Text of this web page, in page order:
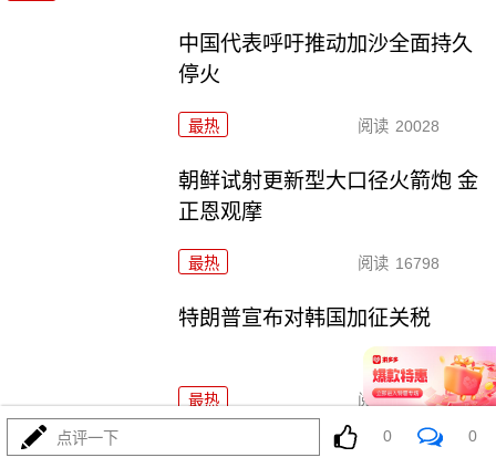
中国代表呼吁推动加沙全面持久
停火
最热 阅读 20028
朝鲜试射更新型大口径火箭炮 金
正恩观摩
最热 阅读 16798
特朗普宣布对韩国加征关税
最热 阅读 20769
印度尼帕病毒疫情或来自医院
点评一下 0 0